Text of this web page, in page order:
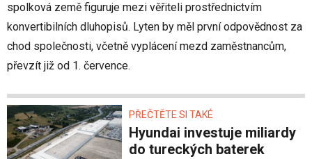
spolková země figuruje mezi věřiteli prostřednictvím
konvertibilních dluhopisů. Lyten by měl první odpovědnost za
chod společnosti, včetně vyplácení mezd zaměstnancům,
převzít již od 1. července.
PŘEČTĚTE SI TAKÉ
Hyundai investuje miliardy
do tureckých baterek